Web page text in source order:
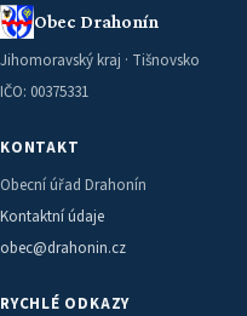
Obec Drahonín
Jihomoravský kraj · Tišnovsko
IČO: 00375331
KONTAKT
Obecní úřad Drahonín
Kontaktní údaje
obec@drahonin.cz
RYCHLÉ ODKAZY